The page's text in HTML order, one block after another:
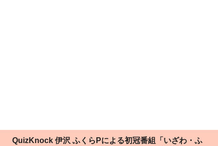
QuizKnock 伊沢 ふくらPによる初冠番組「いざわ・ふ